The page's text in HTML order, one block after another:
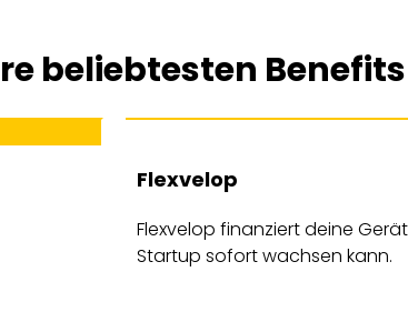
beliebtesten Benefits
Flexvelop
Flexvelop finanziert deine
Startup sofort wachsen kann.